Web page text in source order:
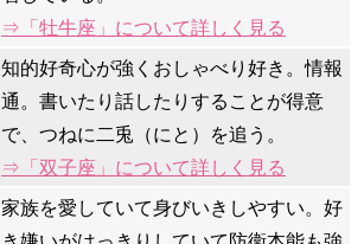
⇒「牡牛座」について詳しく見る
知的好奇心が強くおしゃべり好き。情報
通。書いたり話したりすることが得意
で、つねに二兎（にと）を追う。
⇒「双子座」について詳しく見る
家族を愛していて身びいきしやすい。好